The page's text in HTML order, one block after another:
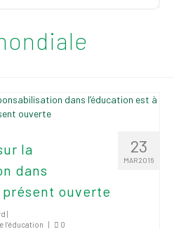
élections du 4 juin
2026
Mandats des comités
syndicaux et
institutionnels
Statuts et
23
MAR 2016
la
dans
présent ouverte
|
l’éducation | 0